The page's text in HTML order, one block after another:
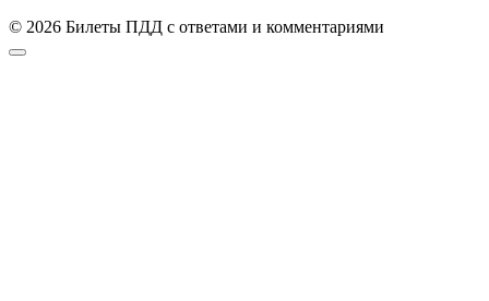
© 2026 Билеты ПДД с ответами и комментариями